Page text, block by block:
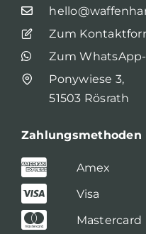
Zum
Zum
Ponywiese 3,
51503 Rösrath
Zahlungsmethoden
Amex
Visa
Mastercard